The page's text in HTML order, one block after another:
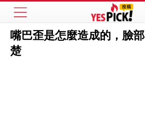
嘴巴歪是怎麼造成的，臉
楚